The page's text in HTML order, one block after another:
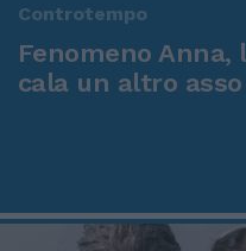
Controtempo
Fenomeno Anna,
cala un altro asso